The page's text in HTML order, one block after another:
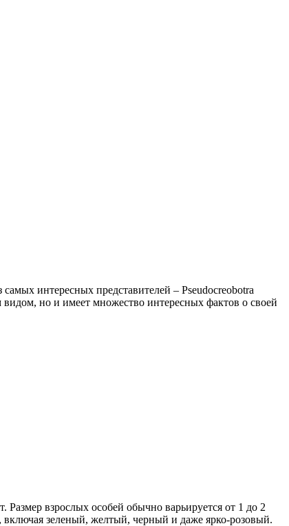
интересных представителей – Pseudocreobotra
но и имеет множество интересных фактов о своей
взрослых особей обычно варьируется от 1 до 2
включая зеленый, желтый, черный и даже ярко-розовый.